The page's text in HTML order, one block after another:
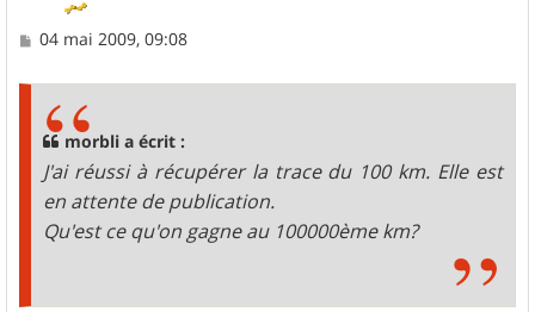
M
04 mai 2009, 09:08
morbli a écrit :
J'ai réussi à récupérer la trace du 100 km. Elle est
en attente de publication.
Qu'est ce qu'on gagne au 100000ème km?